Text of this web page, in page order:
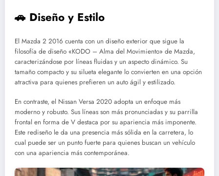
🚗 Diseño y Estilo
El Mazda 2 2016 cuenta con un diseño exterior que sigue la
filosofía de diseño «KODO – Alma del Movimiento» de Mazda,
caracterizándose por líneas fluidas y un aspecto dinámico. Su
tamaño compacto y su silueta elegante lo convierten en una opción
atractiva para quienes prefieren un auto ágil y estilizado.
En contraste, el Nissan Versa 2020 adopta un enfoque más
moderno y robusto. Sus líneas son más pronunciadas y su parrilla
frontal en forma de V destaca por su apariencia más imponente.
Este rediseño le da una presencia más sólida en la carretera, lo
cual puede ser un punto fuerte para quienes buscan un vehículo
con una apariencia más contemporánea.